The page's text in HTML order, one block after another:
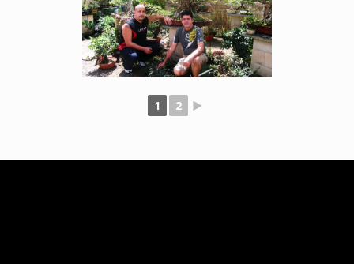
1 2 ►